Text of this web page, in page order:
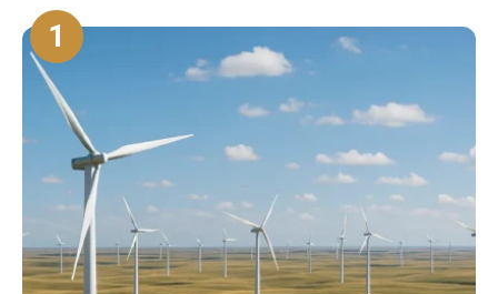
#カーボンオフセット、カーボンプライシング、排出権取引、排出量取
引
#削減貢献量 #自動車 #エコカー
#地域 #CSRD #廃棄物 #CDP回答
#エネルギーマネジメント #CO2算定 #ESG投資
#環境法 #ユニフォーム #cop #CSR
1